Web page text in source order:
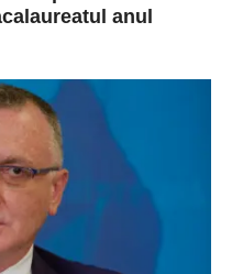
anul
examenul de